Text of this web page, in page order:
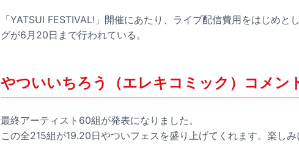
「YATSUI FESTIVAL!」開催にあたり、ライブ配信費用をはじめと
グが6月20日まで行われている。
やついいちろう（エレキコミック）コメン
最終アーティスト60組が発表になりました。
この全215組が19.20日やついフェスを盛り上げてくれます。楽しみ